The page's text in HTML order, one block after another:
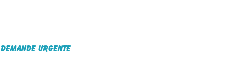
Demande urgente